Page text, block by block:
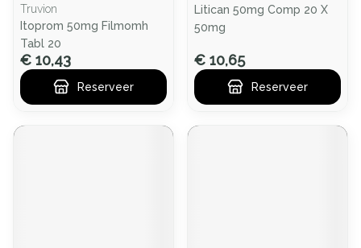
Truvion
Itoprom 50mg Filmomh
Tabl 20
€ 10,43
Reserveer
Litican 50mg Comp 20 X
50mg
€ 10,65
Reserveer